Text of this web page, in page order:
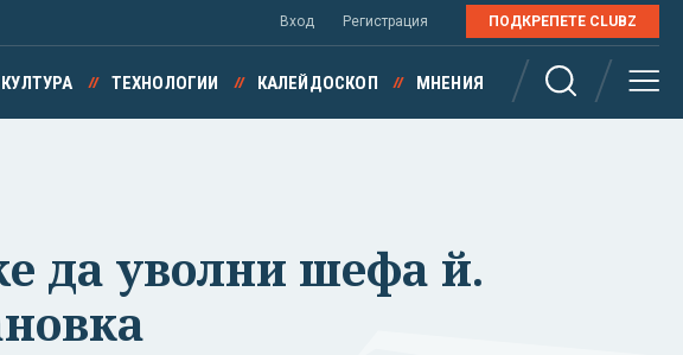
Вход Регистрация ПОДКРЕПЕТЕ CLUBZ
КУЛТУРА ТЕХНОЛОГИИ КАЛЕЙДОСКОП МНЕНИЯ
да уволни шефа й.